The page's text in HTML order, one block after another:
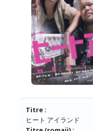
Titre :
ヒート アイランド